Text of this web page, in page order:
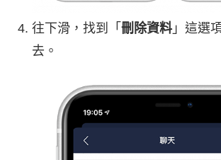
往下滑，找到「 刪除資料」這選
去。